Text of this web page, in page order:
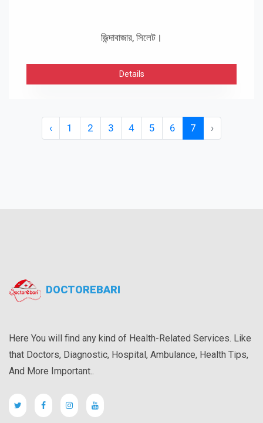
জিন্দাবাজার, সিলেট।
Details
‹ 1 2 3 4 5 6 7 ›
DOCTOREBARI
Here You will find any kind of Health-Related Services. Like
that Doctors, Diagnostic, Hospital, Ambulance, Health Tips,
And More Important..